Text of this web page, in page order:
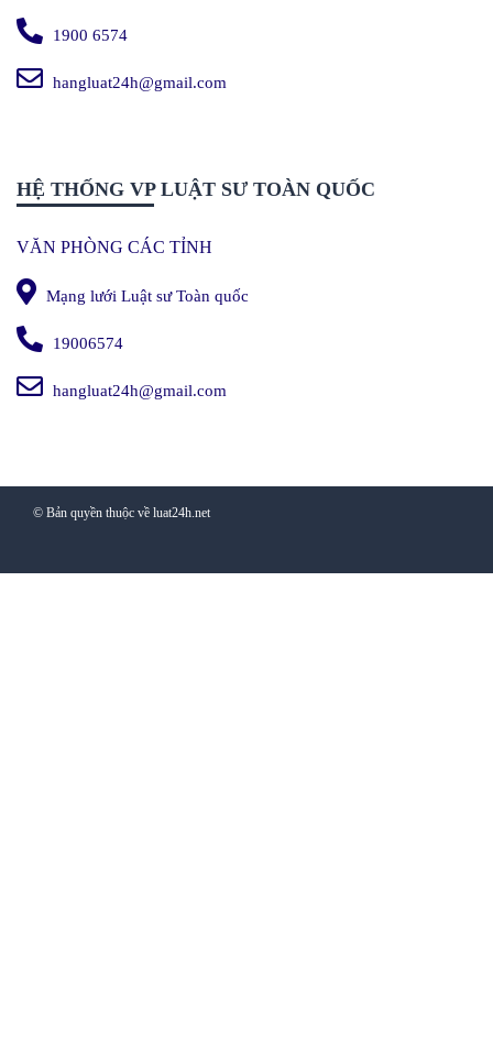
1900 6574
hangluat24h@gmail.com
HỆ THỐNG VP LUẬT SƯ TOÀN QUỐC
VĂN PHÒNG CÁC TỈNH
Mạng lưới Luật sư Toàn quốc
19006574
hangluat24h@gmail.com
© Bản quyền thuộc về luat24h.net